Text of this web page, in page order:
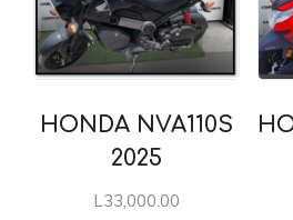
HONDA NVA110S
2025
L33,000.00